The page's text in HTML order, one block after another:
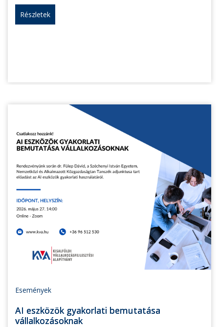
Részletek
Események
AI eszközök gyakorlati bemutatása
vállalkozásoknak